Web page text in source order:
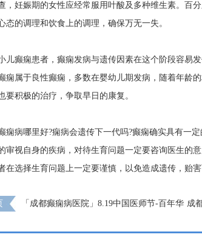
，妊娠期的女性应经常服用叶酸及多种维生素。百
态的调理和饮食上的调理，确保万无一失。
儿癫痫患者，癫痫发病与遗传因素在这个阶段容易
痫属于良性癫痫，多数在婴幼儿期发病，随着年龄
要积极的治疗，争取早日的康复。
痫病哪里好?痫病会遗传下一代吗?癫痫确实具有一
审视自身的疾病，对待生育问题一定要咨询医生的
在选择生育问题上一定要谨慎，以免造成遗传，贻害
「成都癫痫病医院」8.19中国医师节-百年华 成